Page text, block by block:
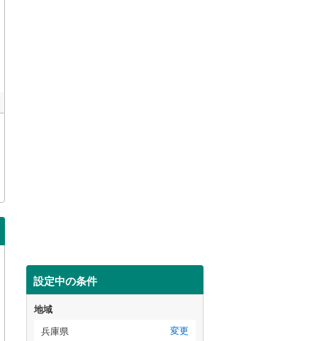
設定中の条件
地域
兵庫県
変更